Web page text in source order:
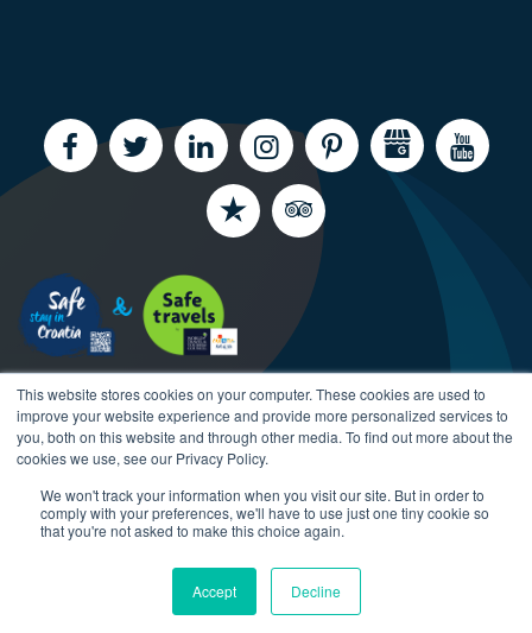
This website stores cookies on your computer. These cookies are used to
improve your website experience and provide more personalized services to
you, both on this website and through other media. To find out more about the
cookies we use, see our Privacy Policy.
We won't track your information when you visit our site. But in order to
comply with your preferences, we'll have to use just one tiny cookie so
that you're not asked to make this choice again.
Accept Decline
Copyright CroatiaCharter.com, 2003-2026 All rights
reserved.